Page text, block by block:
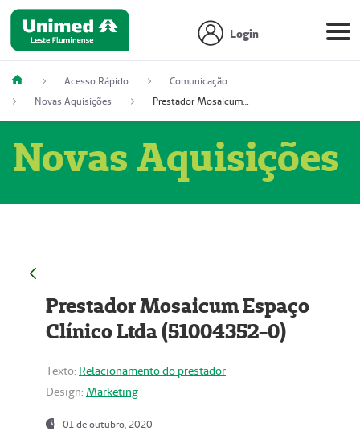
Login
Acesso Rápido
Comunicação
Novas Aquisições
Prestador Mosaicum Espaço Clínico Ltda (51004352-0)
Novas Aquisições
Prestador Mosaicum Espaço
Clínico Ltda (51004352-0)
Texto: Relacionamento do prestador
Design: Marketing
01 de outubro, 2020